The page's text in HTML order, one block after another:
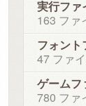
実行ファ
163 ファ
フォント
47 ファ
ゲームフ
780 ファ